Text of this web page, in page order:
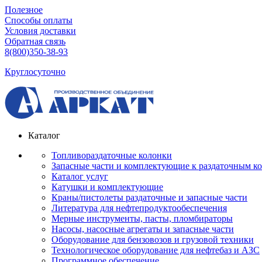
Полезное
Способы оплаты
Условия доставки
Обратная связь
8(800)350-38-93
Круглосуточно
Каталог
Топливораздаточные колонки
Запасные части и комплектующие к раздаточным
Каталог услуг
Катушки и комплектующие
Краны/пистолеты раздаточные и запасные части
Литература для нефтепродуктообеспечения
Мерные инструменты, пасты, пломбираторы
Насосы, насосные агрегаты и запасные части
Оборудование для бензовозов и грузовой техники
Технологическое оборудование для нефтебаз и АЗС